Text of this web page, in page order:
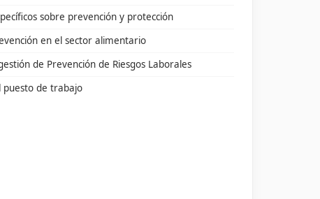
sobre prevención y protección
en el sector alimentario
de Prevención de Riesgos Laborales
puesto de trabajo